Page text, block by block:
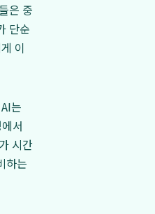
은 중
단순
이
는
서
시간
하는